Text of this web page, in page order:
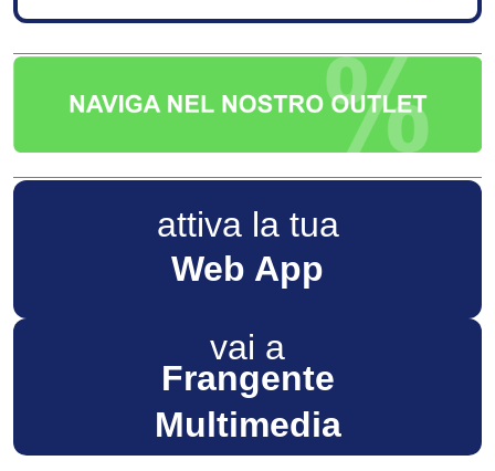
attiva la tua
Web App
vai a
Frangente
Multimedia